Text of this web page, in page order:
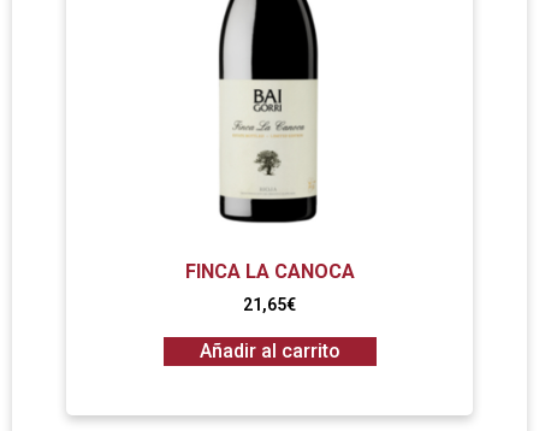
FINCA LA CANOCA
21,65€
Añadir al carrito